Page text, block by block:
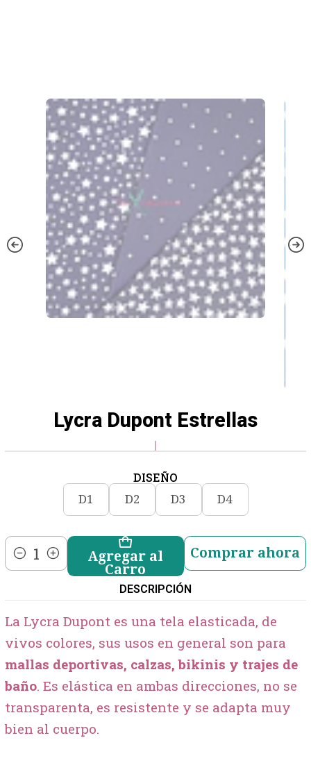
Lycra Dupont Estrellas
|
DISEÑO
D1 D2 D3 D4
Cantidad
Agregar al
Carro
Comprar ahora
DESCRIPCIÓN
La Lycra Dupont es una tela elasticada, de
vivos colores, sus usos en general son para
mallas deportivas, calzas, bikinis y trajes de
baño. Es elástica en ambas direcciones, no se
transparenta, es resistente y se adapta muy
bien al cuerpo.